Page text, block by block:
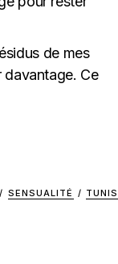
de mes
davantage. Ce
/ SENSUALITÉ /